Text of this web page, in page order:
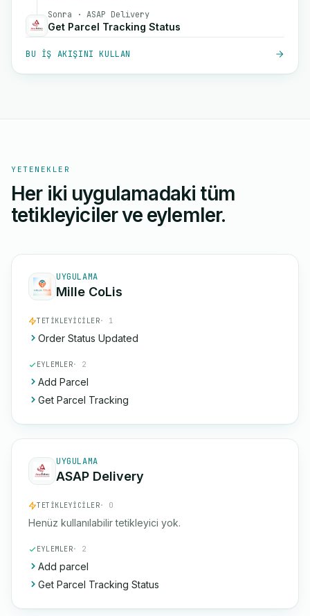
Sonra · ASAP Delivery
Get Parcel Tracking Status
BU IŞ AKIŞINI KULLAN
YETENEKLER
Her iki uygulamadaki tüm
tetikleyiciler ve eylemler.
UYGULAMA
Mille CoLis
TETIKLEYICILER· 1
Order Status Updated
EYLEMLER· 2
Add Parcel
Get Parcel Tracking
UYGULAMA
ASAP Delivery
TETIKLEYICILER· 0
Henüz kullanılabilir tetikleyici yok.
EYLEMLER· 2
Add parcel
Get Parcel Tracking Status